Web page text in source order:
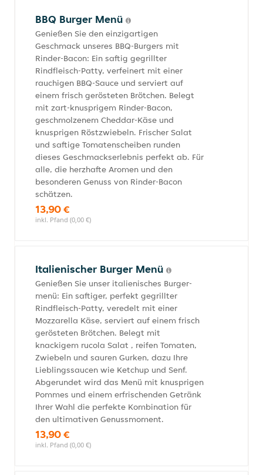
BBQ Burger Menü
Genießen Sie den einzigartigen
Geschmack unseres BBQ-Burgers mit
Rinder-Bacon: Ein saftig gegrillter
Rindfleisch-Patty, verfeinert mit einer
rauchigen BBQ-Sauce und serviert auf
einem frisch gerösteten Brötchen. Belegt
mit zart-knusprigem Rinder-Bacon,
geschmolzenem Cheddar-Käse und
knusprigen Röstzwiebeln. Frischer Salat
und saftige Tomatenscheiben runden
dieses Geschmackserlebnis perfekt ab. Für
alle, die herzhafte Aromen und den
besonderen Genuss von Rinder-Bacon
schätzen.
13,90 €
inkl. Pfand (0,00 €)
Italienischer Burger Menü
Genießen Sie unser italienisches Burger-
menü: Ein saftiger, perfekt gegrillter
Rindfleisch-Patty, veredelt mit einer
Mozzarella Käse, serviert auf einem frisch
gerösteten Brötchen. Belegt mit
knackigem rucola Salat , reifen Tomaten,
Zwiebeln und sauren Gurken, dazu Ihre
Lieblingssaucen wie Ketchup und Senf.
Abgerundet wird das Menü mit knusprigen
Pommes und einem erfrischenden Getränk
Ihrer Wahl die perfekte Kombination für
den ultimativen Genussmoment.
13,90 €
inkl. Pfand (0,00 €)